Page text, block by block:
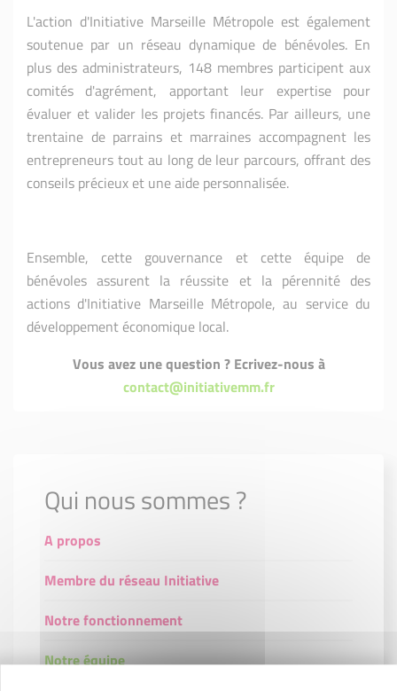
L'action d'Initiative Marseille Métropole est également
soutenue par un réseau dynamique de bénévoles. En
plus des administrateurs, 148 membres participent aux
comités d'agrément, apportant leur expertise pour
évaluer et valider les projets financés. Par ailleurs, une
trentaine de parrains et marraines accompagnent les
entrepreneurs tout au long de leur parcours, offrant des
conseils précieux et une aide personnalisée.
Ensemble, cette gouvernance et cette équipe de
bénévoles assurent la réussite et la pérennité des
actions d'Initiative Marseille Métropole, au service du
développement économique local.
Vous avez une question ? Ecrivez-nous à
contact@initiativemm.fr
Qui nous sommes ?
A propos
Membre du réseau Initiative
Notre fonctionnement
Notre équipe